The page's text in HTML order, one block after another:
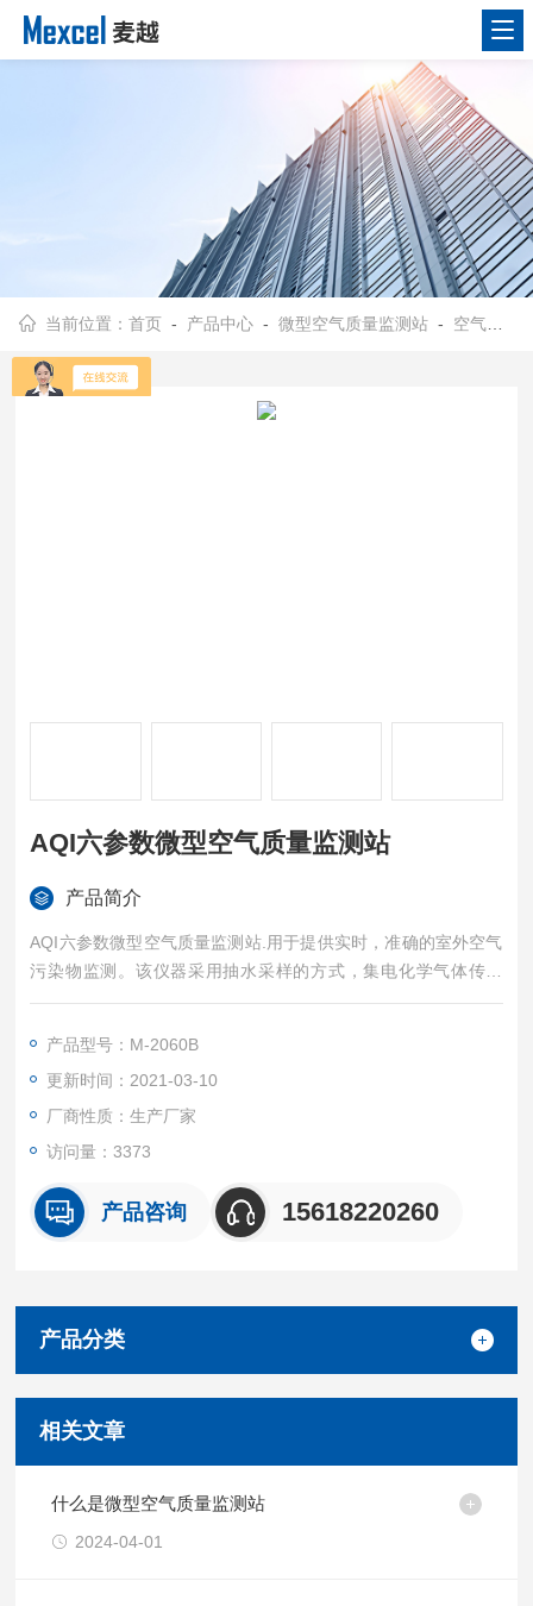
当前位置：首页 - 产品中心 -微型空气质量监测站 - 空气质量微型站
AQI六参数微型空气质量监测站
产品简介
AQI六参数微型空气质量监测站.用于提供实时，准确的室外空气
污染物监测。该仪器采用抽水采样的方式，集电化学气体传感
器，激光散射粒子传感器，气象传感器等于一体，实现空气的自
校正。
1. 质量好，价格低，适合网格化，批量化推广
2. 国外*四电极气体传感器，性能稳定、分辨率高
产品型号：M-2060B
更新时间：2021-03-10
厂商性质：生产厂家
访问量：3373
产品咨询 15618220260
产品分类
相关文章
什么是微型空气质量监测站
2024-04-01